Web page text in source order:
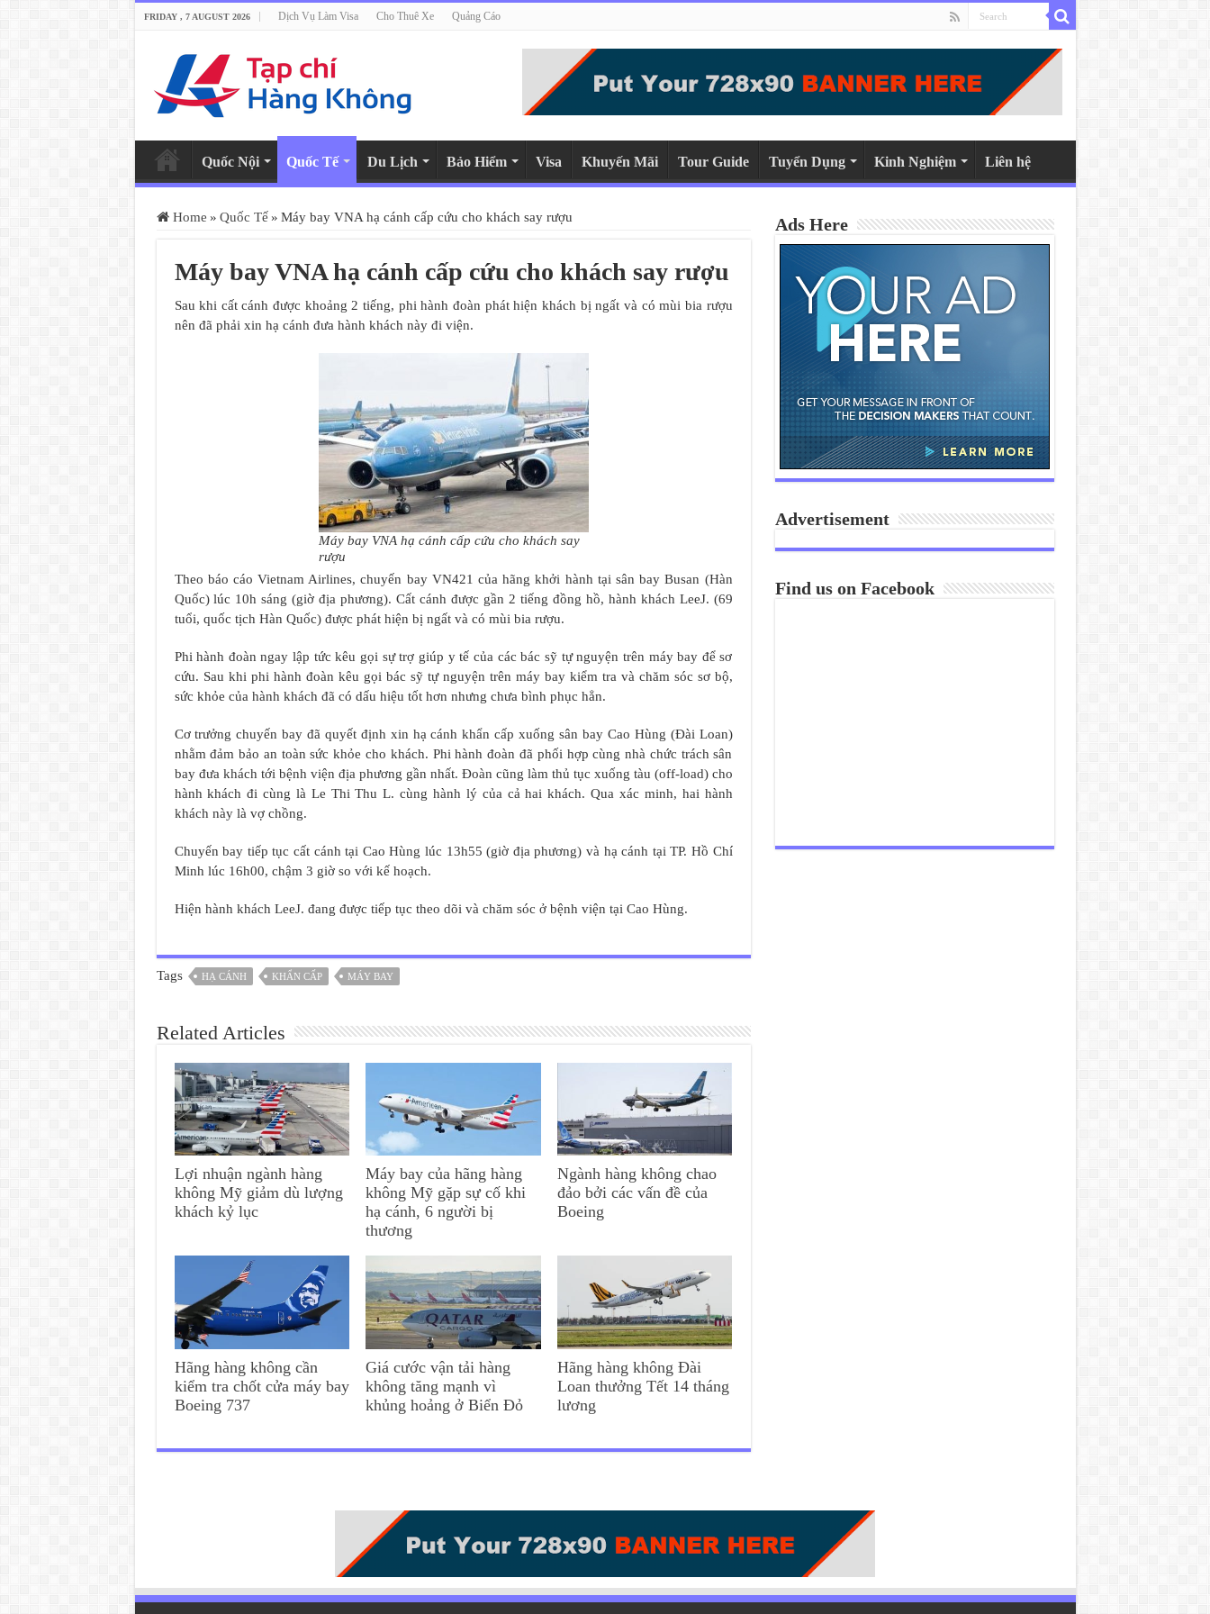
FRIDAY , 7 AUGUST 2026 Dịch Vụ Làm Visa Cho Thuê Xe Quảng Cáo
Quốc Nội Quốc Tế Du Lịch Bảo Hiểm Visa Khuyến Mãi Tour Guide Tuyển Dụng Kinh Nghiệm Liên hệ
Home » Quốc Tế » Máy bay VNA hạ cánh cấp cứu cho khách say rượu
Máy bay VNA hạ cánh cấp cứu cho khách say rượu
Sau khi cất cánh được khoảng 2 tiếng, phi hành đoàn phát hiện khách bị ngất và có mùi bia rượu
nên đã phải xin hạ cánh đưa hành khách này đi viện.
Máy bay VNA hạ cánh cấp cứu cho khách say
rượu
Theo báo cáo Vietnam Airlines, chuyến bay VN421 của hãng khởi hành tại sân bay Busan (Hàn
Quốc) lúc 10h sáng (giờ địa phương). Cất cánh được gần 2 tiếng đồng hồ, hành khách LeeJ. (69
tuổi, quốc tịch Hàn Quốc) được phát hiện bị ngất và có mùi bia rượu.
Phi hành đoàn ngay lập tức kêu gọi sự trợ giúp y tế của các bác sỹ tự nguyện trên máy bay để sơ
cứu. Sau khi phi hành đoàn kêu gọi bác sỹ tự nguyện trên máy bay kiểm tra và chăm sóc sơ bộ,
sức khỏe của hành khách đã có dấu hiệu tốt hơn nhưng chưa bình phục hẳn.
Cơ trưởng chuyến bay đã quyết định xin hạ cánh khẩn cấp xuống sân bay Cao Hùng (Đài Loan)
nhằm đảm bảo an toàn sức khỏe cho khách. Phi hành đoàn đã phối hợp cùng nhà chức trách sân
bay đưa khách tới bệnh viện địa phương gần nhất. Đoàn cũng làm thủ tục xuống tàu (off-load) cho
hành khách đi cùng là Le Thi Thu L. cùng hành lý của cả hai khách. Qua xác minh, hai hành
khách này là vợ chồng.
Chuyến bay tiếp tục cất cánh tại Cao Hùng lúc 13h55 (giờ địa phương) và hạ cánh tại TP. Hồ Chí
Minh lúc 16h00, chậm 3 giờ so với kế hoạch.
Hiện hành khách LeeJ. đang được tiếp tục theo dõi và chăm sóc ở bệnh viện tại Cao Hùng.
Tags HẠ CÁNH KHẨN CẤP MÁY BAY
Related Articles
Lợi nhuận ngành hàng
không Mỹ giảm dù lượng
khách kỷ lục
Máy bay của hãng hàng
không Mỹ gặp sự cố khi
hạ cánh, 6 người bị
thương
Ngành hàng không chao
đảo bởi các vấn đề của
Boeing
Hãng hàng không cần
kiểm tra chốt cửa máy bay
Boeing 737
Giá cước vận tải hàng
không tăng mạnh vì
khủng hoảng ở Biển Đỏ
Hãng hàng không Đài
Loan thưởng Tết 14 tháng
lương
Ads Here
Advertisement
Find us on Facebook